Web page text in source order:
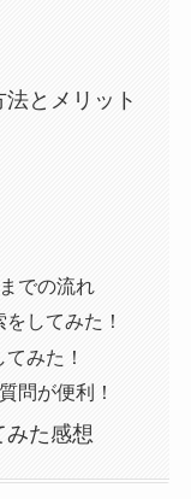
とメリット
での流れ
してみた！
みた！
問が便利！
みた感想